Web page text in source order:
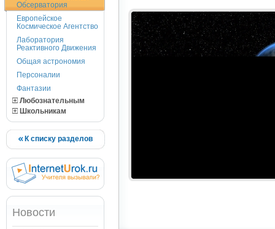
Обсерватория
Европейское
Космическое Агентство
Лаборатория
Реактивного Движения
Общая астрономия
Персоналии
Фантазии
Любознательным
Школьникам
К списку разделов
Новости